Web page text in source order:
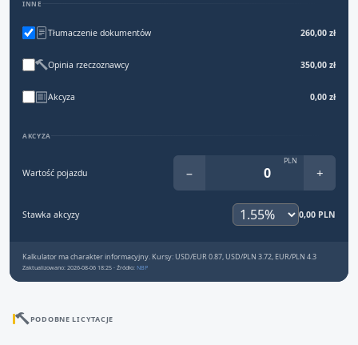
INNE
Tłumaczenie dokumentów 260,00 zł
Opinia rzeczoznawcy 350,00 zł
Akcyza 0,00 zł
AKCYZA
Wartość pojazdu −
PLN
+
Stawka akcyzy 0,00 PLN
Kalkulator ma charakter informacyjny. Kursy: USD/EUR 0.87, USD/PLN 3.72, EUR/PLN 4.3
Zaktualizowano: 2026-08-06 18:25 · Źródło: NBP
PODOBNE LICYTACJE